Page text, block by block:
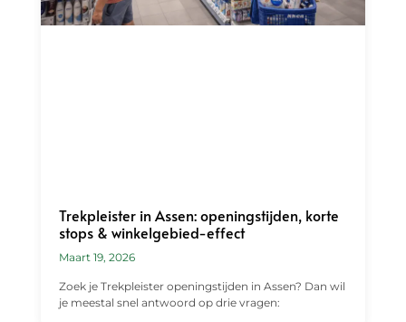
Trekpleister in Assen: openingstijden, korte
stops & winkelgebied-effect
Maart 19, 2026
Zoek je Trekpleister openingstijden in Assen? Dan wil
je meestal snel antwoord op drie vragen: